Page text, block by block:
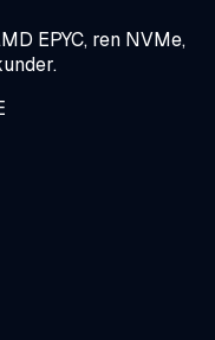
EPYC, ren NVMe,